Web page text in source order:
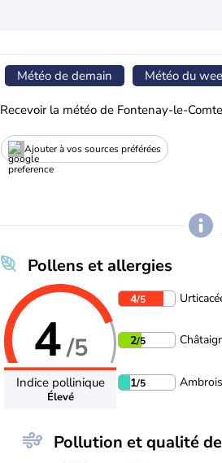
Météo de demain Météo du
Recevoir la météo de Fontenay-le-
Ajouter à vos sources préférées
Pollens et allergies
4/5
Indice pollinique
Élevé
4/5
2/5
1/5
Pollution et qualité